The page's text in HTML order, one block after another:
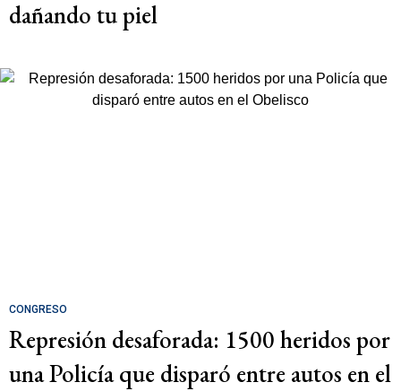
dañando tu piel
CONGRESO
Represión desaforada: 1500 heridos por
una Policía que disparó entre autos en el